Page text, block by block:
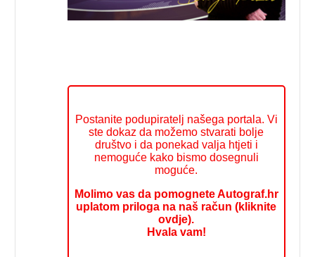
Postanite podupiratelj našega portala. Vi
ste dokaz da možemo stvarati bolje
društvo i da ponekad valja htjeti i
nemoguće kako bismo dosegnuli
moguće.
Molimo vas da pomognete Autograf.hr
uplatom priloga na naš račun (kliknite
ovdje).
Hvala vam!